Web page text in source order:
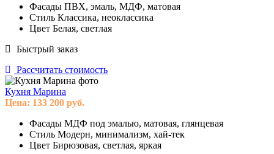
Фасады ПВХ, эмаль, МДФ, матовая
Стиль Классика, неоклассика
Цвет Белая, светлая
Быстрый заказ
Рассчитать стоимость
Кухня Марина
Цена: 133 200 руб.
Фасады МДФ под эмалью, матовая, глянцевая
Стиль Модерн, минимализм, хай-тек
Цвет Бирюзовая, светлая, яркая